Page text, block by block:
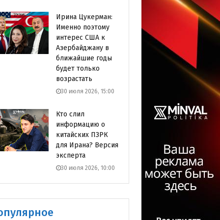
Ирина Цукерман:
Именно поэтому
интерес США к
Азербайджану в
ближайшие годы
будет только
возрастать
30 июля 2026, 15:00
Кто слил
информацию о
китайских ПЗРК
для Ирана? Версия
эксперта
30 июля 2026, 10:00